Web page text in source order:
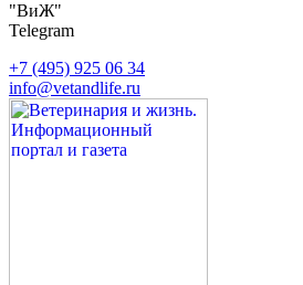
"ВиЖ"
Telegram
+7 (495) 925 06 34
info@vetandlife.ru